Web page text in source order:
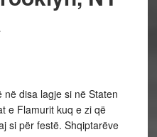
disa lagje si në Staten
e Flamurit kuq e zi që
si për festë. Shqiptarëve